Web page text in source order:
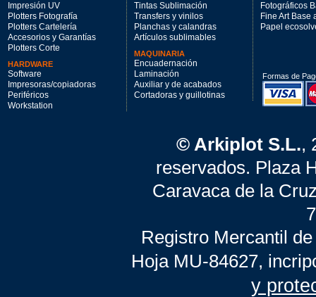
Impresión UV
Plotters Fotografía
Plotters Cartelería
Accesorios y Garantías
Plotters Corte
HARDWARE
Software
Impresoras/copiadoras
Periféricos
Workstation
Tintas Sublimación
Transfers y vinilos
Planchas y calandras
Artículos sublimables
MAQUINARIA
Encuadernación
Laminación
Auxiliar y de acabados
Cortadoras y guillotinas
Fotográficos
Fine Art Base
Papel
Formas de
© Arkiplot S.L.,
reservados. Plaza
Caravaca de la
Registro Mercantil
Hoja MU-84627,
y